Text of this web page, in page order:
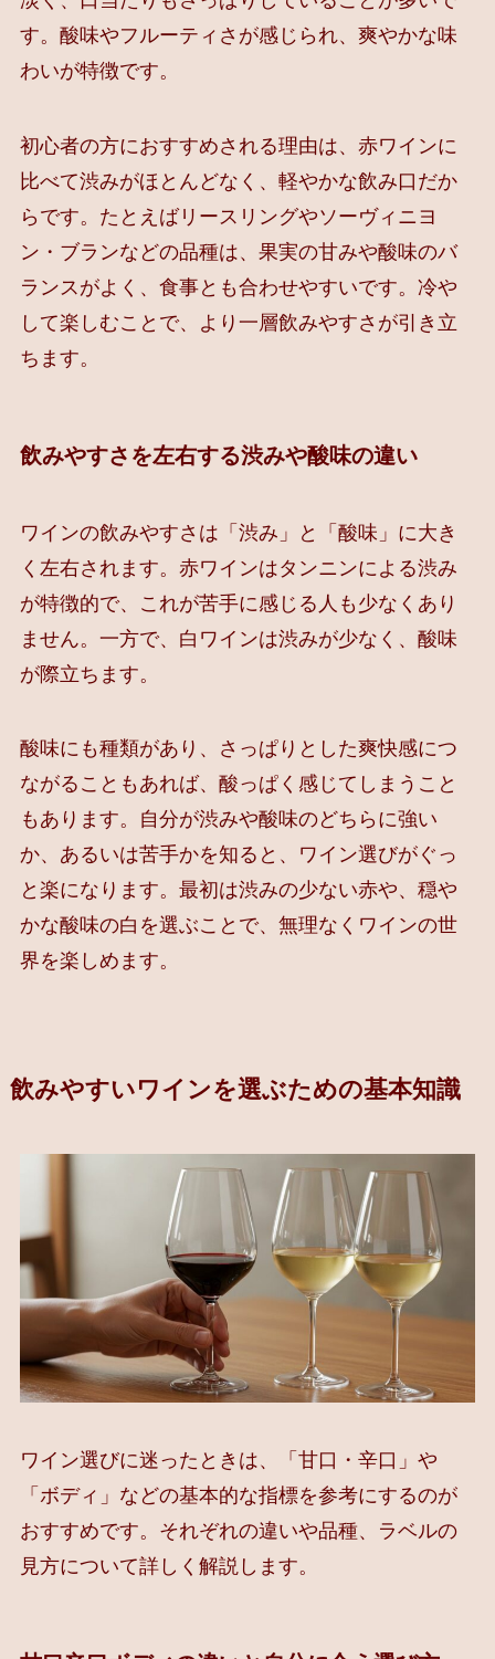
す。酸味やフルーティさが感じられ、爽やかな味
わいが特徴です。
初心者の方におすすめされる理由は、赤ワインに
比べて渋みがほとんどなく、軽やかな飲み口だか
らです。たとえばリースリングやソーヴィニヨ
ン・ブランなどの品種は、果実の甘みや酸味のバ
ランスがよく、食事とも合わせやすいです。冷や
して楽しむことで、より一層飲みやすさが引き立
ちます。
飲みやすさを左右する渋みや酸味の違い
ワインの飲みやすさは「渋み」と「酸味」に大き
く左右されます。赤ワインはタンニンによる渋み
が特徴的で、これが苦手に感じる人も少なくあり
ません。一方で、白ワインは渋みが少なく、酸味
が際立ちます。
酸味にも種類があり、さっぱりとした爽快感につ
ながることもあれば、酸っぱく感じてしまうこと
もあります。自分が渋みや酸味のどちらに強い
か、あるいは苦手かを知ると、ワイン選びがぐっ
と楽になります。最初は渋みの少ない赤や、穏や
かな酸味の白を選ぶことで、無理なくワインの世
界を楽しめます。
飲みやすいワインを選ぶための基本知識
ワイン選びに迷ったときは、「甘口・辛口」や
「ボディ」などの基本的な指標を参考にするのが
おすすめです。それぞれの違いや品種、ラベルの
見方について詳しく解説します。